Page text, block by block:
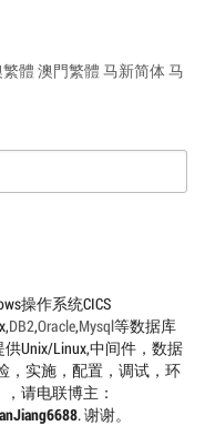
體 澳門繁體 马新简体马
操作系统CICS
DB2,Oracle,Mysql等数据库
Unix/Linux,中间件，数据
，实施，配置，调试，环
请电联博主：
. 谢谢。